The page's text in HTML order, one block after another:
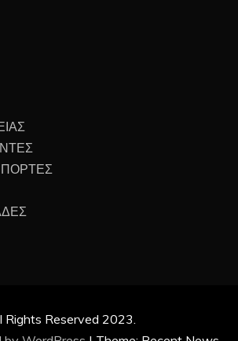
Rights Reserved 2023.